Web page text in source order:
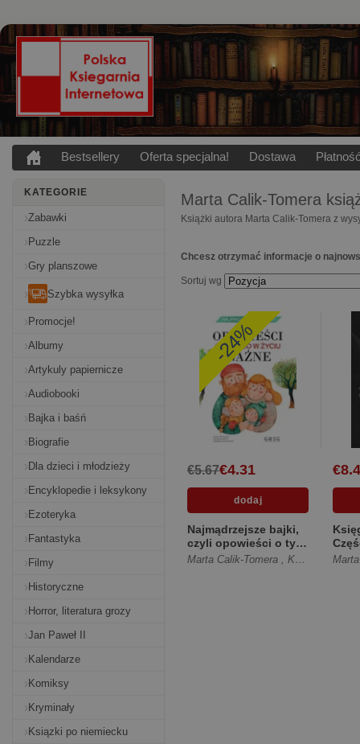
Bestsellery Oferta specjalna! Dostawa
KATEGORIE
Zabawki
Puzzle
Gry planszowe
Szybka wysyłka
Promocje!
Albumy
Artykuly papiernicze
Audiobooki
Bajka i baśń
Biografie
Dla dzieci i młodzieży
Encyklopedie i leksykony
Ezoteryka
Fantastyka
Filmy
Historyczne
Horror, literatura grozy
Jan Paweł II
Kalendarze
Komiksy
Kryminały
Ksiązki po niemiecku
Marta Calik-Tomera
Książki autora Marta Calik-Tomera z
Chcesz otrzymać informacje o
Sortuj wg
-24%
€4.31
€5.67
Najmądrzejsze bajki,
czyli opowieści o tym,
co w życiu ważne...
Marta Calik-Tomera , Katarzyna Kądziela